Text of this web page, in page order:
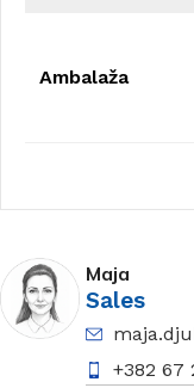
Ambalaža
Maja
Sales
+382 67